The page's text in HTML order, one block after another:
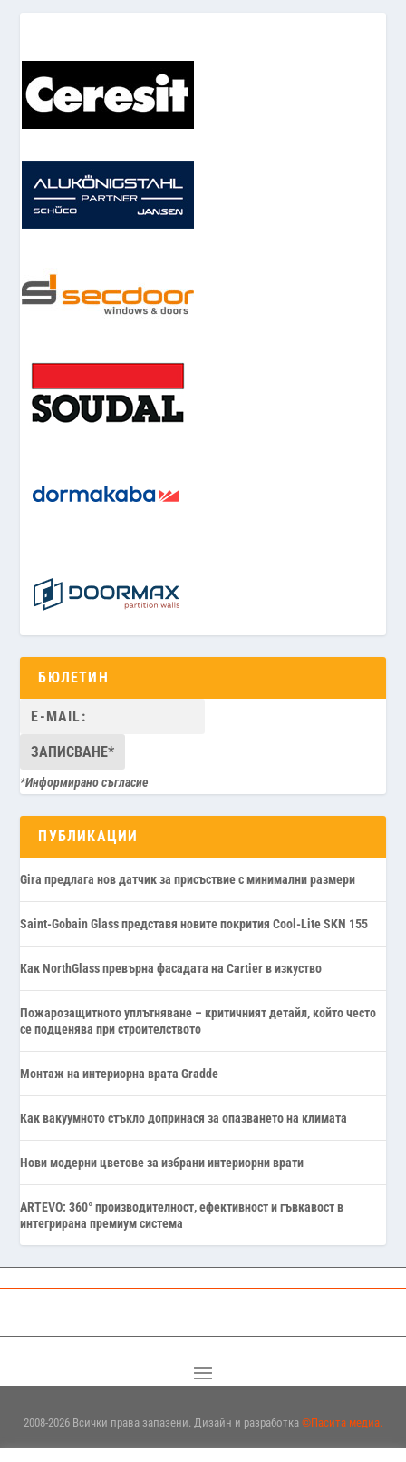
БЮЛЕТИН
*Информирано съгласие
ПУБЛИКАЦИИ
Gira предлага нов датчик за присъствие с минимални размери
Saint-Gobain Glass представя новите покрития Cool-Lite SKN 155
Как NorthGlass превърна фасадата на Cartier в изкуство
Пожарозащитното уплътняване – критичният детайл, който често
се подценява при строителството
Монтаж на интериорна врата Gradde
Как вакуумното стъкло допринася за опазването на климата
Нови модерни цветове за избрани интериорни врати
ARTEVO: 360° производителност, ефективност и гъвкавост в
интегрирана премиум система
2008-2026 Всички права запазени. Дизайн и разработка ©Пасита медиа.